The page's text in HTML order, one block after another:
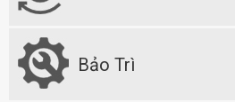
Bảo Trì